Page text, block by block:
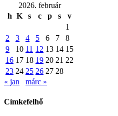
2026. február
h K s c p s
v
1
2
3 4 5 6 7
8
9
10 11 12 13 14 15
16 17 18 19 20 21 22
23 24 25 26 27 28
« jan
márc »
Címkefelhő